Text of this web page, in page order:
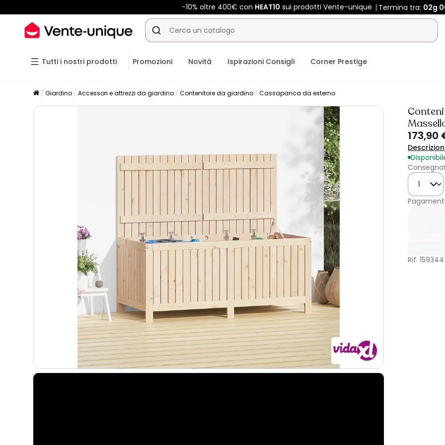
-10% oltre 400€ con HEAT10 sui prodotti Vente-unique Termina tra: 02g
Tutti i nostri prodotti Promozioni Novità Ispirazioni Consigli Corner Prestige
Giardino Accessori e attrezzi da giardino Contenitore da giardino Cassapanca da esterno
173,90
Quantità
Rif.